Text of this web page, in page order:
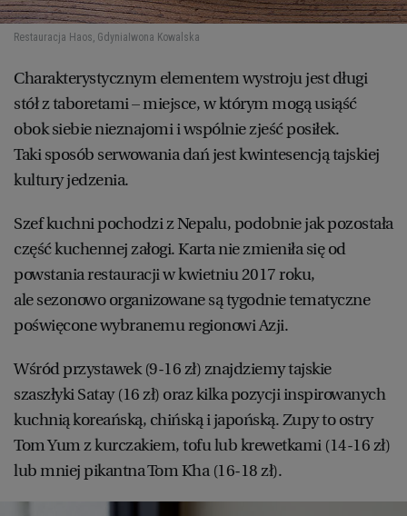
Restauracja Haos, Gdynia Iwona Kowalska
Charakterystycznym elementem wystroju jest długi
stół z taboretami – miejsce, w którym mogą usiąść
obok siebie nieznajomi i wspólnie zjeść posiłek.
Taki sposób serwowania dań jest kwintesencją tajskiej
kultury jedzenia.
Szef kuchni pochodzi z Nepalu, podobnie jak pozostała
część kuchennej załogi. Karta nie zmieniła się od
powstania restauracji w kwietniu 2017 roku,
ale sezonowo organizowane są tygodnie tematyczne
poświęcone wybranemu regionowi Azji.
Wśród przystawek (9-16 zł) znajdziemy tajskie
szaszłyki Satay (16 zł) oraz kilka pozycji inspirowanych
kuchnią koreańską, chińską i japońską. Zupy to ostry
Tom Yum z kurczakiem, tofu lub krewetkami (14-16 zł)
lub mniej pikantna Tom Kha (16-18 zł).